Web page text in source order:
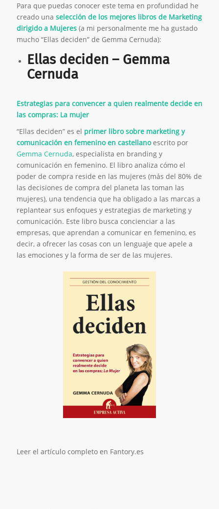
Para que puedas conocer este tema en profundidad he
creado una selección de los mejores libros de Marketing
dirigido a Mujeres(a mi personalmente me ha gustado
mucho “Ellas deciden” de Gemma Cernuda):
Ellas deciden – Gemma
Cernuda
Estrategias para convencer a quien realmente decide en
las compras: La mujer
“Ellas deciden” es el primer libro sobre marketing y
comunicación en femenino en castellanoescrito por
Gemma Cernuda, especialista en branding y
comunicación en femenino. El libro analiza cómo el
poder de compra reside en las mujeres (más del 80% de
las decisiones de compra del planeta las toman las
mujeres), una tendencia que ha obligado a las marcas a
replantear sus enfoques y estrategias de marketing y
comunicación. Este libro busca concienciar a las
empresas, que aprendan a comunicar en femenino, es
decir, a ofrecer las cosas con un lenguaje que apele a
las emociones y la forma de ser de las mujeres.
Leer el artículo completo en Fantory.es